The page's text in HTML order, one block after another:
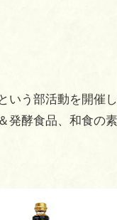
いう部活動を開催
発酵食品、和食の